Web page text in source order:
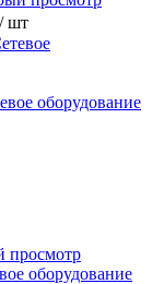
/ шт
оборудование
просмотр
оборудование